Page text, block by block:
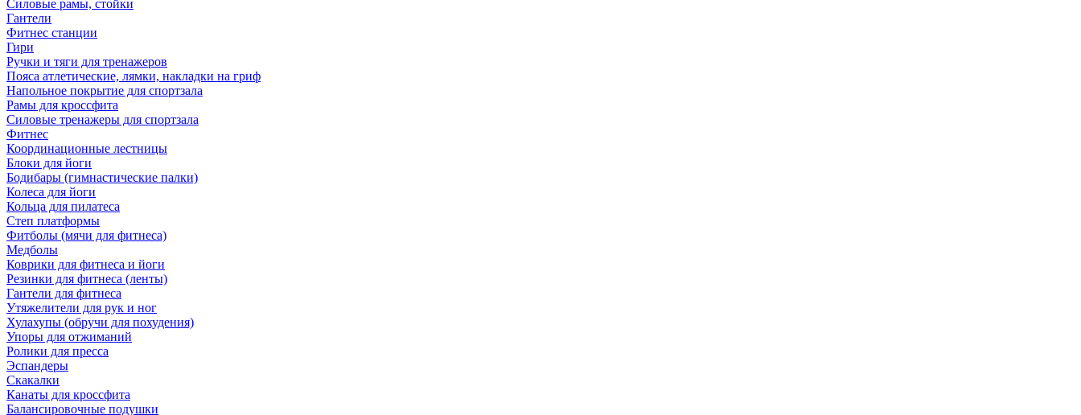
Силовые рамы, стойки
Гантели
Фитнес станции
Гири
Ручки и тяги для тренажеров
Пояса атлетические, лямки, накладки на гриф
Напольное покрытие для спортзала
Рамы для кроссфита
Силовые тренажеры для спортзала
Фитнес
Координационные лестницы
Блоки для йоги
Бодибары (гимнастические палки)
Колеса для йоги
Кольца для пилатеса
Степ платформы
Фитболы (мячи для фитнеса)
Медболы
Коврики для фитнеса и йоги
Резинки для фитнеса (ленты)
Гантели для фитнеса
Утяжелители для рук и ног
Хулахупы (обручи для похудения)
Упоры для отжиманий
Ролики для пресса
Эспандеры
Скакалки
Канаты для кроссфита
Балансировочные подушки